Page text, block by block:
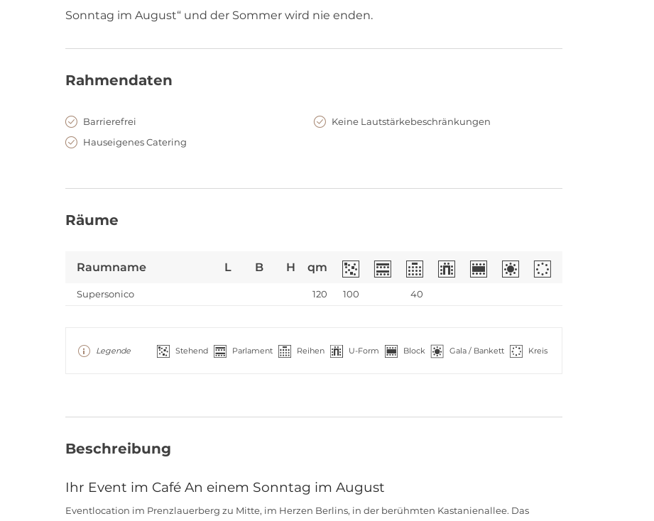
Sonntag im August“ und der Sommer wird nie enden.
Rahmendaten
Barrierefrei
Keine Lautstärkebeschränkungen
Hauseigenes Catering
Räume
Raumname L B H qm
Supersonico 120 100 40
Legende Stehend Parlament Reihen U-Form Block Gala / Bankett Kreis
Beschreibung
Ihr Event im Café An einem Sonntag im August
Eventlocation im Prenzlauerberg zu Mitte, im Herzen Berlins, in der berühmten Kastanienallee. Das